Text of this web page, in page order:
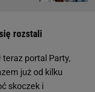
rozstali
teraz portal Party,
już od kilku
skoczek i